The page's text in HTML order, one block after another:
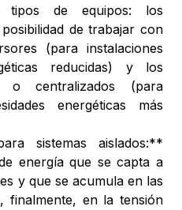
tipos de equipos: los
de trabajar con
(para instalaciones
reducidas) y los
o centralizados (para
energéticas más
sistemas aislados:**
energía que se capta a
y que se acumula en las
finalmente, en la tensión